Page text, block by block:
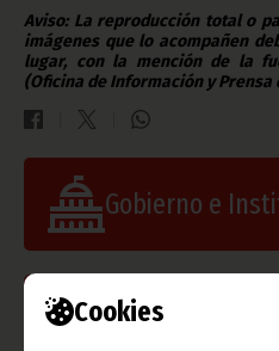
Cookies
Aviso: La reproducción total o
imágenes que lo acompañen
lugar, con la mención de la
(Oficina de Información y Prensa
Gobierno e
Información de